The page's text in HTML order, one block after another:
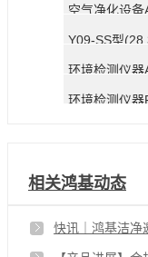
空气净化设
相关鸿基动态